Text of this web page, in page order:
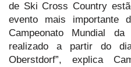
de Ski Cross Country
evento mais importante
Campeonato Mundial
realizado a partir do
Oberstdorf”, explica